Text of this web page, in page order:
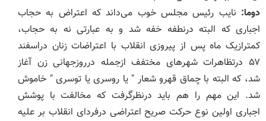
دوما: نایب رئیس مجلس خوب می‌داند که اعتراض به حجاب
اجباری که البته درنطفه خفه شد و به عبارتی نه به حجاب،
کمترازیک ماه پس از پیروزی انقلاب با اعتراضات زنان دراسفند
۵۷ درتظاهرات شهرهای مختفف ازجمله درروزجهانی زن آغاز
شد، که البته با چماق قهرو شعار " یا روسری یا توسری " خاموش
شد. این مهم را هم باید درنظرگرفت که مخالفت با پوشش
اجباری اولین نوع حرکت صریح اعتراضی درفردای انقلاب بر علیه